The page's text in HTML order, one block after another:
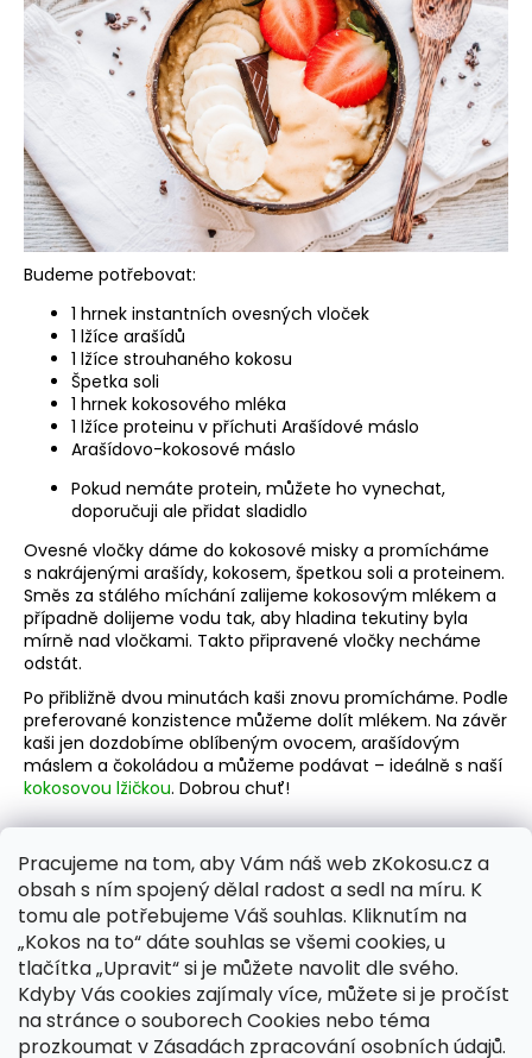
Pracujeme na tom, aby Vám náš web zKokosu.cz a
obsah s ním spojený dělal radost a sedl na míru. K
tomu ale potřebujeme Váš souhlas. Kliknutím na
„Kokos na to“ dáte souhlas se všemi cookies, u
tlačítka „Upravit“ si je můžete navolit dle svého.
Kdyby Vás cookies zajímaly více, můžete si je pročíst
na stránce o souborech Cookies nebo téma
prozkoumat v Zásadách zpracování osobních údajů.
Budeme potřebovat:
1 hrnek instantních ovesných vloček
1 lžíce arašídů
1 lžíce strouhaného kokosu
Špetka soli
1 hrnek kokosového mléka
1 lžíce proteinu v příchuti Arašídové máslo
Arašídovo-kokosové máslo
Pokud nemáte protein, můžete ho vynechat,
doporučuji ale přidat sladidlo
Ovesné vločky dáme do kokosové misky a promícháme
s nakrájenými arašídy, kokosem, špetkou soli a proteinem.
Směs za stálého míchání zalijeme kokosovým mlékem a
případně dolijeme vodu tak, aby hladina tekutiny byla
mírně nad vločkami. Takto připravené vločky necháme
odstát.
Po přibližně dvou minutách kaši znovu promícháme. Podle
preferované konzistence můžeme dolít mlékem. Na závěr
kaši jen dozdobíme oblíbeným ovocem, arašídovým
máslem a čokoládou a můžeme podávat – ideálně s naší
kokosovou lžičkou. Dobrou chuť!
PŘEDCHOZÍ ČLÁNEK DALŠÍ ČLÁNEK
a
j
í
t
?
zKokosu.cz zKokosu.sk